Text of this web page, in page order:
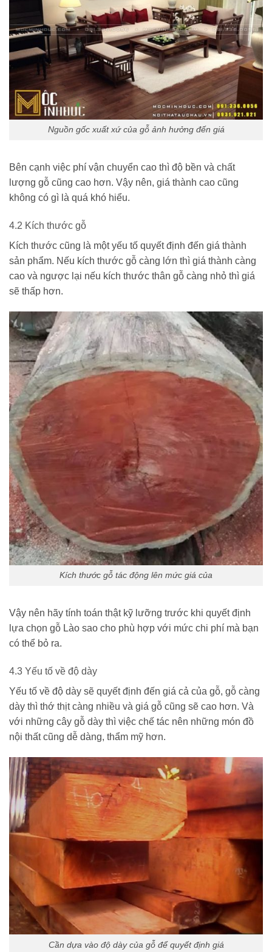
Nguồn gốc xuất xứ của gỗ ảnh hưởng đến giá
Bên cạnh việc phí vận chuyển cao thì độ bền và chất
lượng gỗ cũng cao hơn. Vậy nên, giá thành cao cũng
không có gì là quá khó hiểu.
4.2 Kích thước gỗ
Kích thước cũng là một yếu tố quyết định đến giá thành
sản phẩm. Nếu kích thước gỗ càng lớn thì giá thành càng
cao và ngược lại nếu kích thước thân gỗ càng nhỏ thì giá
sẽ thấp hơn.
Kích thước gỗ tác động lên mức giá của
Vậy nên hãy tính toán thật kỹ lưỡng trước khi quyết định
lựa chọn gỗ Lào sao cho phù hợp với mức chi phí mà bạn
có thể bỏ ra.
4.3 Yếu tố về độ dày
Yếu tố về độ dày sẽ quyết định đến giá cả của gỗ, gỗ càng
dày thì thớ thịt càng nhiều và giá gỗ cũng sẽ cao hơn. Và
với những cây gỗ dày thì việc chế tác nên những món đồ
nội thất cũng dễ dàng, thẩm mỹ hơn.
Cần dựa vào độ dày của gỗ để quyết định giá